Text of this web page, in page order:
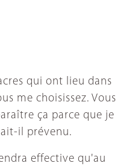
qui ont lieu dans
me choisissez. Vous
ça parce que je
il prévenu.
effective qu'au